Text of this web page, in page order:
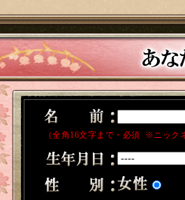
（全角16文字まで・必須 ※ニック